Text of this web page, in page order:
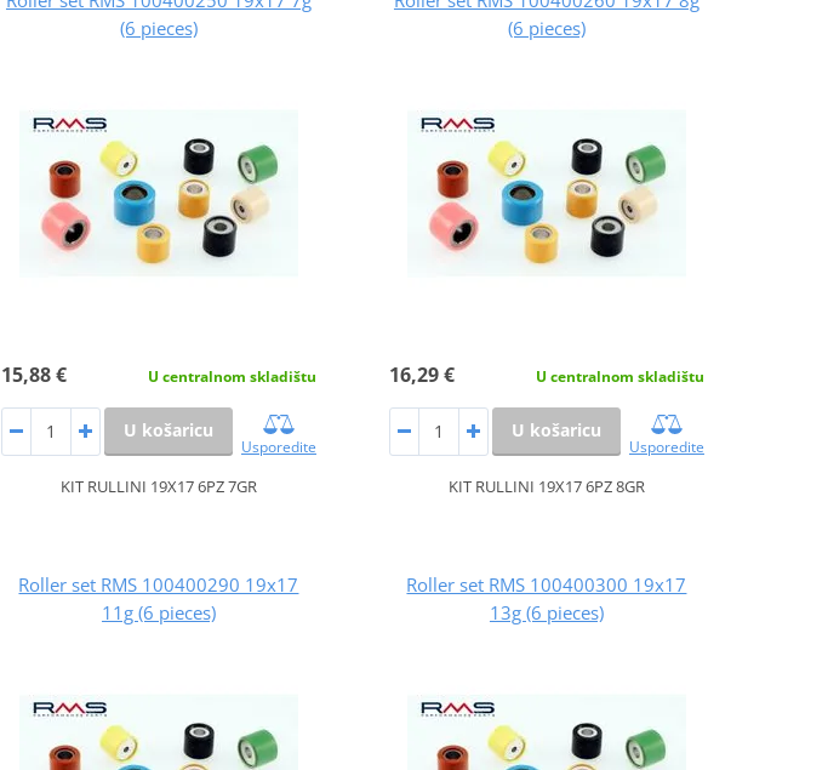
(6 pieces)
15,88 € U centralnom skladištu
U košaricu
Usporedite
KIT RULLINI 19X17 6PZ 7GR
(6 pieces)
16,29 € U centralnom skladištu
U košaricu
Usporedite
KIT RULLINI 19X17 6PZ 8GR
Roller set RMS 100400290 19x17
11g (6 pieces)
Roller set RMS 100400300 19x17
13g (6 pieces)